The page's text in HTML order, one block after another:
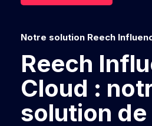
Notre solution Reech
Reech
Cloud :
solution de